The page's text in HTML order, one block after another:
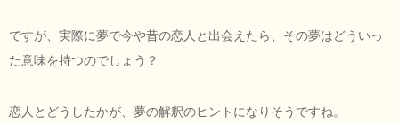
ですが、実際に夢で今や昔の恋人と出会えたら、その夢はどういっ
た意味を持つのでしょう？
恋人とどうしたかが、夢の解釈のヒントになりそうですね。